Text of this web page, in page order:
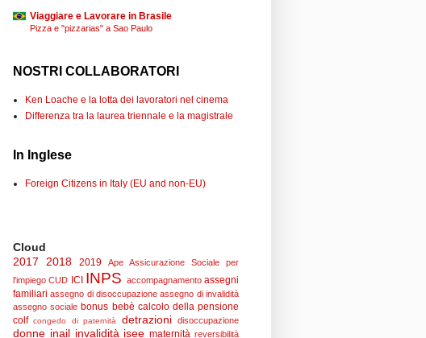
Viaggiare e Lavorare in Brasile
Pizza e "pizzarias" a Sao Paulo
NOSTRI COLLABORATORI
Ken Loache e la lotta dei lavoratori nel cinema
Differenza tra la laurea triennale e la magistrale
In Inglese
Foreign Citizens in Italy (EU and non-EU)
Cloud
2017
2018 2019 Ape
Assicurazione Sociale per
l'impiego CUD ICI INPS accompagnamento assegni
familiari assegno di disoccupazione assegno di invalidità
assegno sociale bonus bebè calcolo della pensione
colf congedo di paternità detrazioni disoccupazione
donne inail invalidità isee maternità reversibilità